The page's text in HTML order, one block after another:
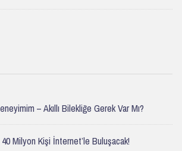
– Akıllı Bilekliğe Gerek Var Mı?
Milyon Kişi İnternet’le Buluşacak!